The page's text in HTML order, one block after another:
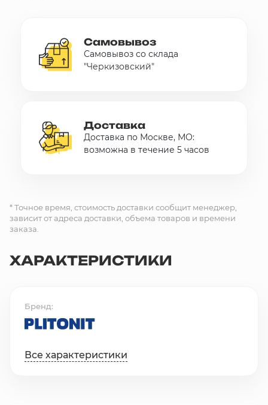
Самовывоз
Самовывоз со склада
"Черкизовский"
Доставка
Доставка по Москве, МО:
возможна в течение 5 часов
* Точное время, стоимость доставки сообщит менеджер,
зависит от адреса доставки, объема товаров и времени
заказа.
ХАРАКТЕРИСТИКИ
Бренд
Все характеристики